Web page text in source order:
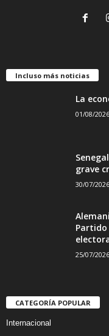
Incluso más noticias
La
01/08/2026
grave
30/07/2026
25/07/2026
CATEGORÍA POPULAR
Internacional